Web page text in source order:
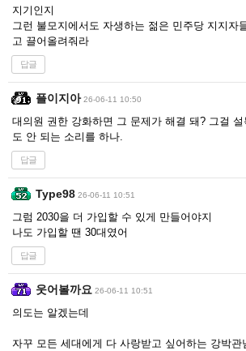
지기인지
그런 불모지에서도 자생하는 젊은 민주당 지지자
고 끌어올려줘라
답글
플이지아 26-06-11 10:50
대의원 권한 강화하면 그 문제가 해결 돼? 그걸
도 안 되는 소리를 하나.
답글
Type98 26-06-11 10:51
그럼 2030을 더 가입할 수 있게 만들어야지
나도 가입할 땐 30대였어
답글
웃어볼까요 26-06-11 10:51
의도는 알겠는데
자꾸 모든 세대에게 다 사랑받고 싶어하는 강박